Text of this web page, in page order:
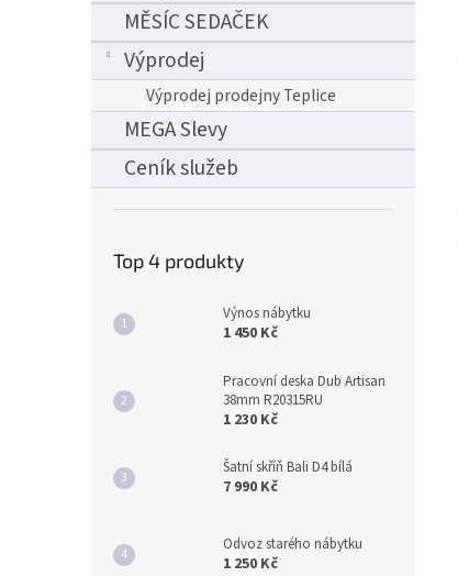
MĚSÍC SEDAČEK
Výprodej
Výprodej prodejny Teplice
MEGA Slevy
Ceník služeb
Top 4 produkty
Výnos nábytku
1 450 Kč
Pracovní deska Dub Artisan
38mm R20315RU
1 230 Kč
Šatní skříň Bali D4 bílá
7 990 Kč
Odvoz starého nábytku
1 250 Kč